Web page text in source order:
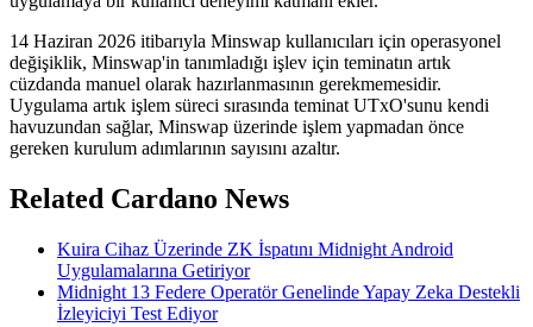
14 Haziran 2026 itibarıyla Minswap kullanıcıları için operasyonel
değişiklik, Minswap'in tanımladığı işlev için teminatın artık
cüzdanda manuel olarak hazırlanmasının gerekmemesidir.
Uygulama artık işlem süreci sırasında teminat UTxO'sunu kendi
havuzundan sağlar, Minswap üzerinde işlem yapmadan önce
gereken kurulum adımlarının sayısını azaltır.
Related Cardano News
Kuira Cihaz Üzerinde ZK İspatını Midnight Android
Uygulamalarına Getiriyor
Midnight 13 Federe Operatör Genelinde Yapay Zeka Destekli
İzleyiciyi Test Ediyor